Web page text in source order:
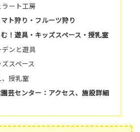
ート工房
ト狩り・フルーツ狩り
！遊具・キッズスペース・授乳室
ンと遊具
スペース
授乳室
芸センター：アクセス、施設詳細